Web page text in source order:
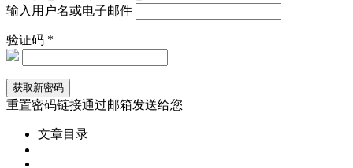
输入用户名或电子邮件
验证码 *
重置密码链接通过邮箱发送给您
文章目录